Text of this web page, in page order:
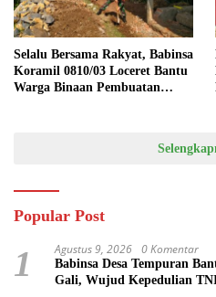
Selalu Bersama Rakyat, Babinsa
Koramil 0810/03 Loceret Bantu
Warga Binaan Pembuatan
Popular Post
1 Agustus 9, 2026 0 Komentar
Babinsa Desa Tempuran
Gali, Wujud Kepedulian